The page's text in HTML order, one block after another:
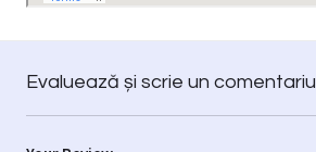
Evaluează și scrie un comentariu